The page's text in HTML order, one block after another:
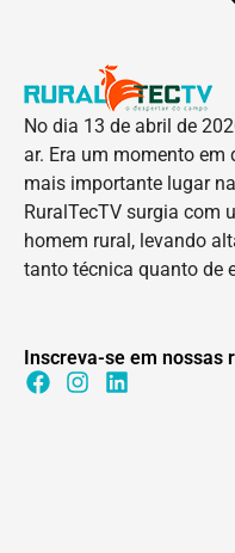
No dia 13 de abril de
ar. Era um momento
mais importante lugar
RuralTecTV surgia com
homem rural, levando
tanto técnica quanto de
Inscreva-se em nossas